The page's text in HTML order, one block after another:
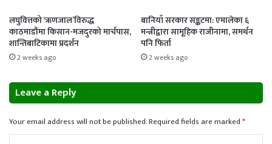
लघुवित्तको ‘ऋणजाल’विरुद्ध
काठमाडौंमा किसान-मजदुरको मार्चपास,
शान्तिबाटिकामा प्रदर्शन
2 weeks ago
बानियाँ सरकार सङ्कटमा: एमालेका ६
मन्त्रीद्वारा सामूहिक राजीनामा, समर्थन
पनि फिर्ता
2 weeks ago
Leave a Reply
Your email address will not be published.Required fields are marked*